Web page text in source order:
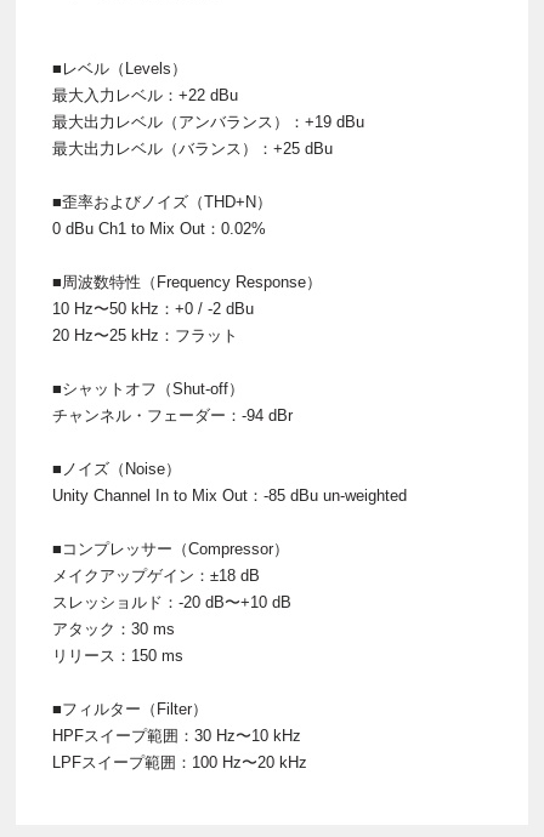
■レベル（Levels）
最大入力レベル：+22 dBu
最大出力レベル（アンバランス）：+19 dBu
最大出力レベル（バランス）：+25 dBu
■歪率およびノイズ（THD+N）
0 dBu Ch1 to Mix Out：0.02%
■周波数特性（Frequency Response）
10 Hz〜50 kHz：+0 / -2 dBu
20 Hz〜25 kHz：フラット
■シャットオフ（Shut-off）
チャンネル・フェーダー：-94 dBr
■ノイズ（Noise）
Unity Channel In to Mix Out：-85 dBu un-weighted
■コンプレッサー（Compressor）
メイクアップゲイン：±18 dB
スレッショルド：-20 dB〜+10 dB
アタック：30 ms
リリース：150 ms
■フィルター（Filter）
HPFスイープ範囲：30 Hz〜10 kHz
LPFスイープ範囲：100 Hz〜20 kHz